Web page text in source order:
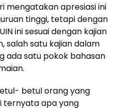
mengatakan apresiasi ini
tinggi, tetapi dengan
ini sesuai dengan kajian
salah satu kajian dalam
ada satu pokok bahasan
betul orang yang
ternyata apa yang